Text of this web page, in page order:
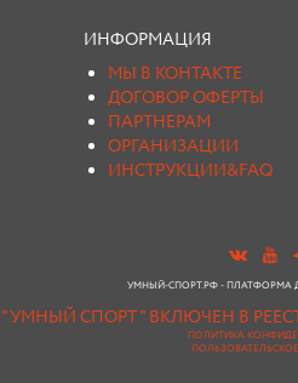
ИНФОРМАЦИЯ
МЫ В КОНТАКТЕ
ДОГОВОР ОФЕРТЫ
ПАРТНЕРАМ
ОРГАНИЗАЦИИ
ИНСТРУКЦИИ&FAQ
УМНЫЙ-СПОРТ.РФ - ПЛАТФОРМА
"УМНЫЙ СПОРТ " ВКЛЮЧЕН В
ПОЛИТИКА